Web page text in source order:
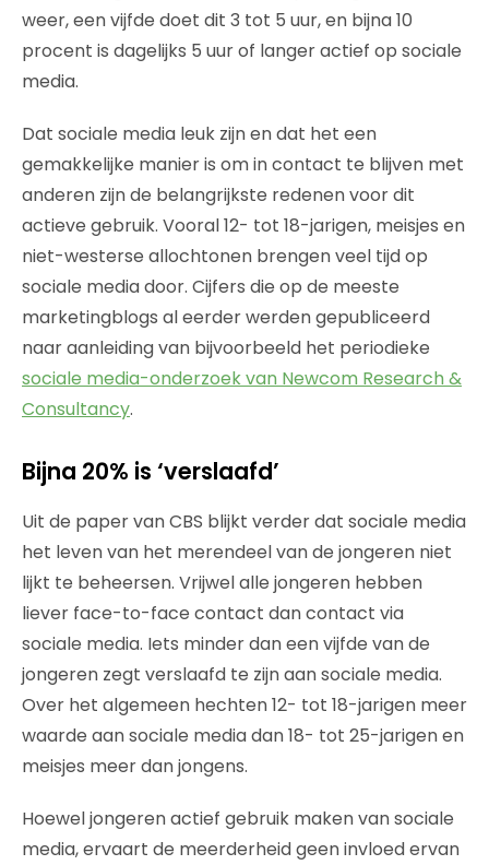
weer, een vijfde doet dit 3 tot 5 uur, en bijna 10
procent is dagelijks 5 uur of langer actief op sociale
media.
Dat sociale media leuk zijn en dat het een
gemakkelijke manier is om in contact te blijven met
anderen zijn de belangrijkste redenen voor dit
actieve gebruik. Vooral 12- tot 18-jarigen, meisjes en
niet-westerse allochtonen brengen veel tijd op
sociale media door. Cijfers die op de meeste
marketingblogs al eerder werden gepubliceerd
naar aanleiding van bijvoorbeeld het periodieke
sociale media-onderzoek van Newcom Research &
Consultancy.
Bijna 20% is ‘verslaafd’
Uit de paper van CBS blijkt verder dat sociale media
het leven van het merendeel van de jongeren niet
lijkt te beheersen. Vrijwel alle jongeren hebben
liever face-to-face contact dan contact via
sociale media. Iets minder dan een vijfde van de
jongeren zegt verslaafd te zijn aan sociale media.
Over het algemeen hechten 12- tot 18-jarigen meer
waarde aan sociale media dan 18- tot 25-jarigen en
meisjes meer dan jongens.
Hoewel jongeren actief gebruik maken van sociale
media, ervaart de meerderheid geen invloed ervan